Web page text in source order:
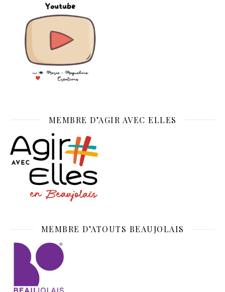
MEMBRE D’AGIR AVEC ELLES
MEMBRE D’ATOUTS BEAUJOLAIS